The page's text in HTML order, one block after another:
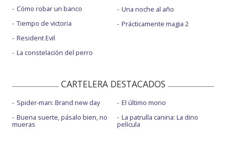
Cómo robar un banco
Tiempo de victoria
Resident Evil
La constelación del perro
Una noche al año
Prácticamente magia 2
CARTELERA DESTACADOS
Spider-man: Brand new day
Buena suerte, pásalo bien, no
mueras
El último mono
La patrulla canina: La dino
película